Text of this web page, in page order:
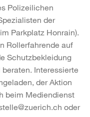
Polizeilichen
der
Parkplatz Honrain).
Rollerfahrende auf
Schutzbekleidung
Interessierte
der Aktion
beim Mediendienst
oder